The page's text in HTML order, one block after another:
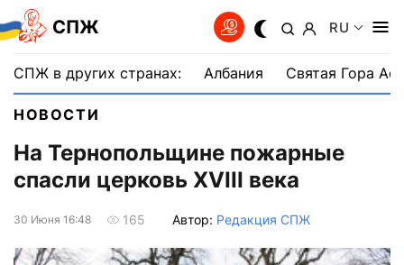
СПЖ RU
СПЖ в других странах: Албания Святая Гора
НОВОСТИ
На Тернопольщине пожарные
спасли церковь XVIII века
30 Июня 16:48 165 Автор: Редакция СПЖ